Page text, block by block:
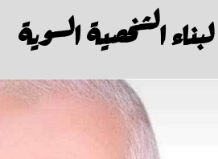
الشخصية السوية